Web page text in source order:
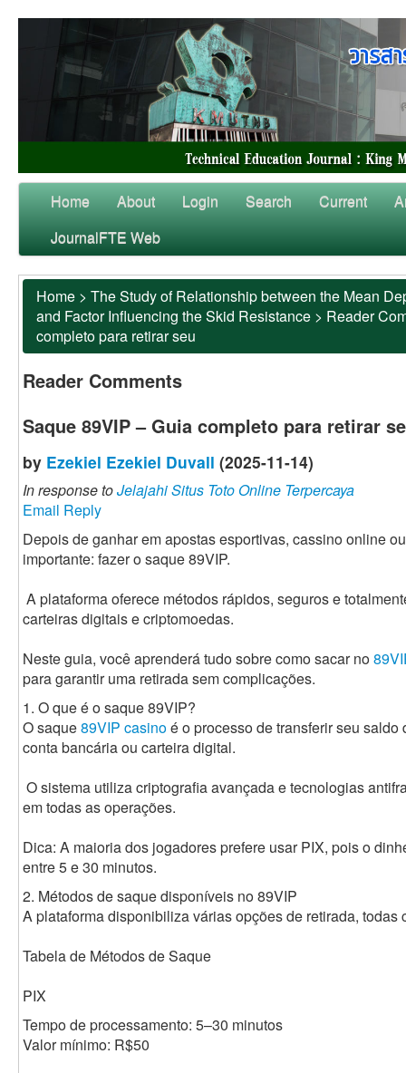
Home About Login Search Current
JournalFTE Web
Home > The Study of Relationship between the Mean
and Factor Influencing the Skid Resistance > Reader
completo para retirar seu
Reader Comments
Saque 89VIP – Guia completo para retirar
by Ezekiel Ezekiel Duvall (2025-11-14)
In response toJelajahi Situs Toto Online Terpercaya
Email Reply
Depois de ganhar em apostas esportivas, cassino online
importante: fazer o saque 89VIP.
A plataforma oferece métodos rápidos, seguros e
carteiras digitais e criptomoedas.
Neste guia, você aprenderá tudo sobre como sacar no
para garantir uma retirada sem complicações.
1. O que é o saque 89VIP?
O saque89VIP casinoé o processo de transferir seu
conta bancária ou carteira digital.
O sistema utiliza criptografia avançada e tecnologias
em todas as operações.
Dica: A maioria dos jogadores prefere usar PIX, pois o
entre 5 e 30 minutos.
2. Métodos de saque disponíveis no 89VIP
A plataforma disponibiliza várias opções de retirada,
Tabela de Métodos de Saque
PIX
Tempo de processamento: 5–30 minutos
Valor mínimo: R$50